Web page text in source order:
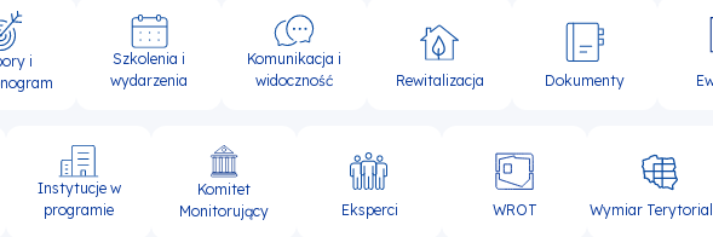
i
Szkolenia i
wydarzenia
Komunikacja i
widoczność
Rewitalizacja Dokumenty
Instytucje w
programie
Komitet
Monitorujący
Eksperci WROT Wymiar